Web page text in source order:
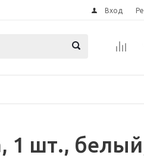
Вход
1 шт.,